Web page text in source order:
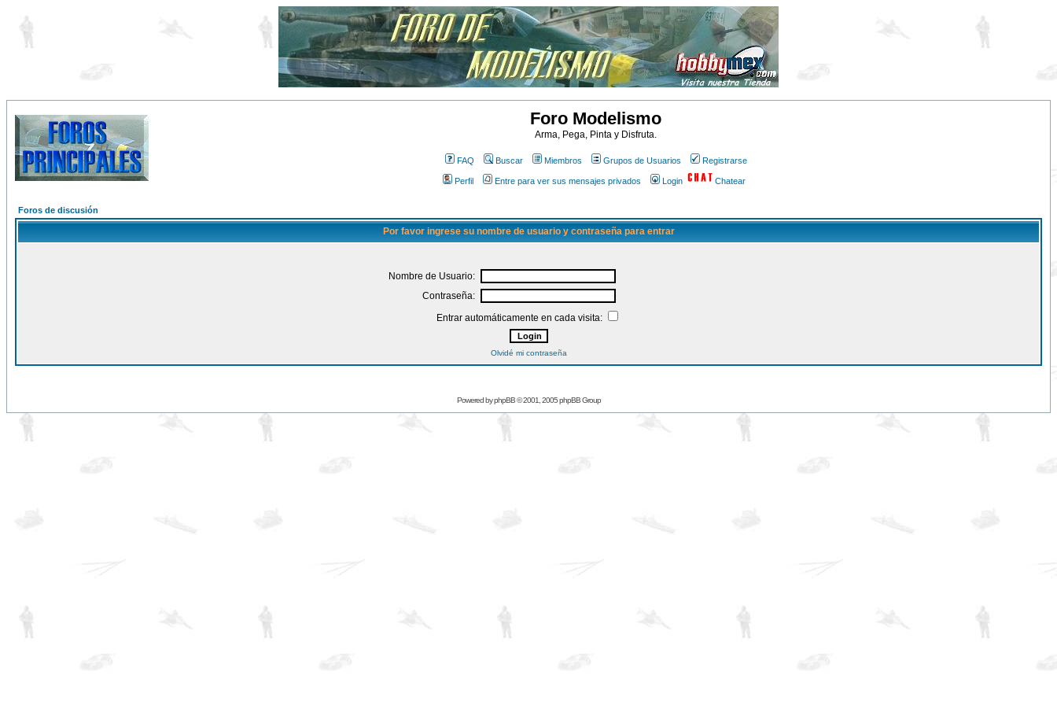
Foro Modelismo
Arma, Pega, Pinta y Disfruta.
FAQ Buscar Miembros Grupos de Usuarios Registrarse
Perfil Entre para ver sus mensajes privados Login Chatear
Foros de discusión
Por favor ingrese su nombre de usuario y contraseña para entrar
Nombre de Usuario:
Contraseña:
Entrar automáticamente en cada visita:
Olvidé mi contraseña
Powered byphpBB© 2001, 2005 phpBB Group